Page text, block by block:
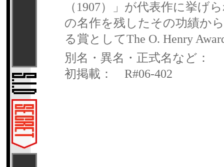
（1907）」が代表作に挙げ
の名作を残したその功績か
る賞としてThe O. Henry
別名・異名・正式名など：
初掲載： R#06-402